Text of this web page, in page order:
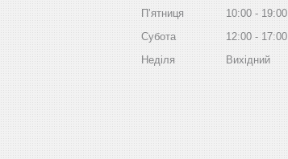
Пʼятниця
10:00
19:00
Субота
12:00
17:00
Неділя
Вихідний